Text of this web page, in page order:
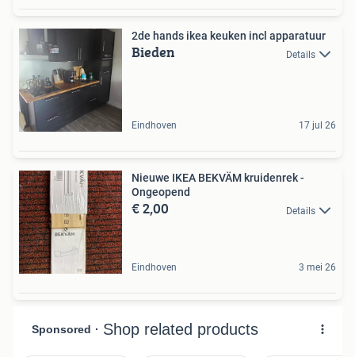
2de hands ikea keuken incl apparatuur
Bieden Details
Eindhoven 17 jul 26
Nieuwe IKEA BEKVÄM kruidenrek -
Ongeopend
€ 2,00 Details
Eindhoven 3 mei 26